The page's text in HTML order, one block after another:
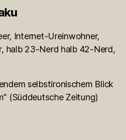
Internet-Ureinwohner,
halb 23-Nerd halb 42-Nerd,
selbstironischem Blick
(Süddeutsche Zeitung)